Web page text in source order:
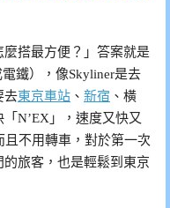
搭最方便？」答案就是
鐵），像Skyliner是去
去東京車站 、 新宿 、橫
N’EX」，速度又快又
且不用轉車，對於第一次
旅客，也是輕鬆到東京